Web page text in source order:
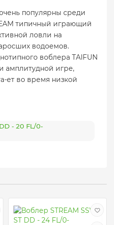
популярны среди
типичный играющий
ловли на
водоемов.
воблера TAIFUN
амплитудной игре,
ет во время низкой
- 20 FL/0-